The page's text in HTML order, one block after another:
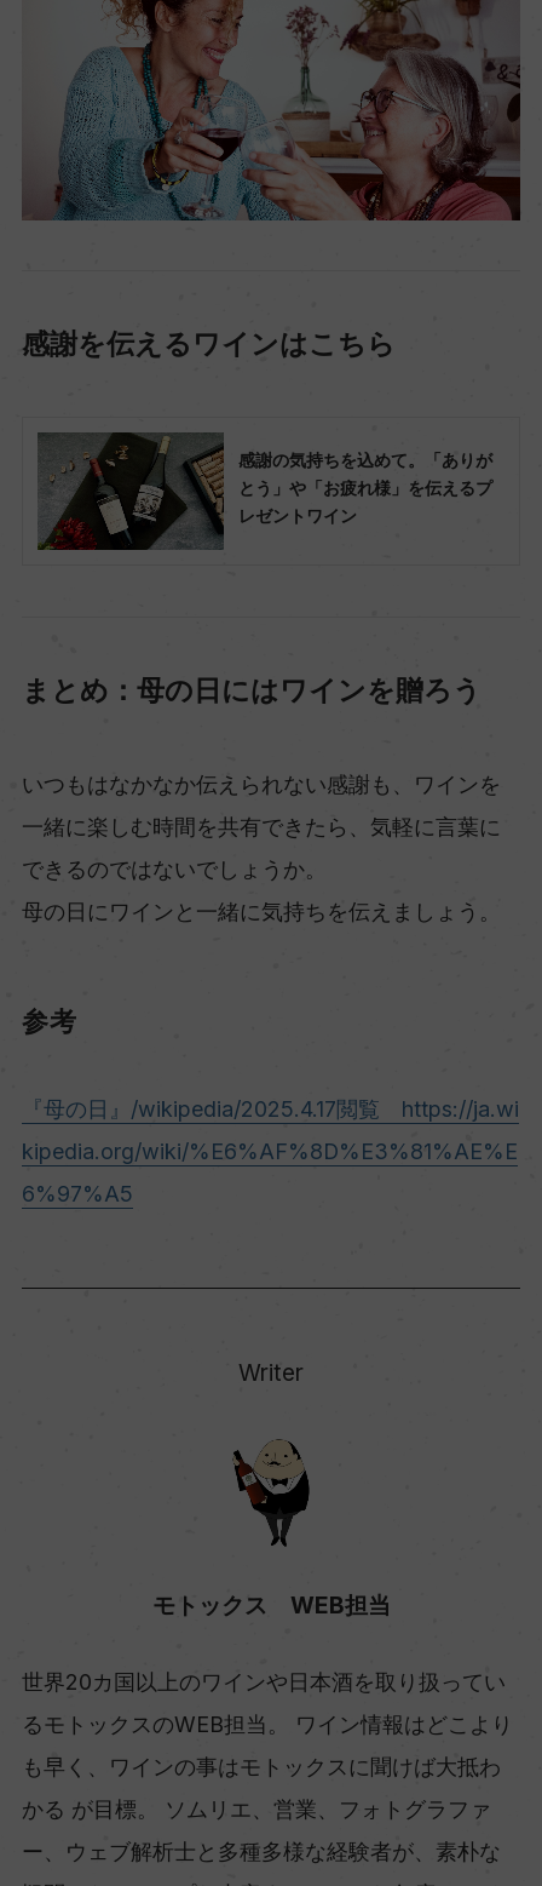
感謝を伝えるワインはこちら
感謝の気持ちを込めて。「ありが
とう」や「お疲れ様」を伝えるプ
レゼントワイン
まとめ：母の日にはワインを贈ろう
いつもはなかなか伝えられない感謝も、ワインを
一緒に楽しむ時間を共有できたら、気軽に言葉に
できるのではないでしょうか。
母の日にワインと一緒に気持ちを伝えましょう。
参考
『母の日』/wikipedia/2025.4.17閲覧 https://ja.wi
kipedia.org/wiki/%E6%AF%8D%E3%81%AE%E
6%97%A5
Writer
モトックス WEB担当
世界20カ国以上のワインや日本酒を取り扱ってい
るモトックスのWEB担当。 ワイン情報はどこより
も早く、ワインの事はモトックスに聞けば大抵わ
かる が目標。 ソムリエ、営業、フォトグラファ
ー、ウェブ解析士と多種多様な経験者が、素朴な